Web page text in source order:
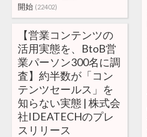
開始 (22402)
【営業コンテンツの
活用実態を、BtoB営
業パーソン300名に調
査】約半数が「コン
テンツセールス」を
知らない実態 | 株式会
社IDEATECHのプレ
スリリース